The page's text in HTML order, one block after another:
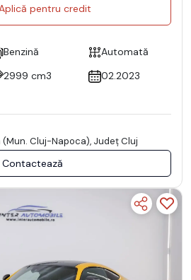
pentru credit
Benzină
Automată
2999 cm3 02.2023
Cluj-Napoca), Județ Cluj
Contactează